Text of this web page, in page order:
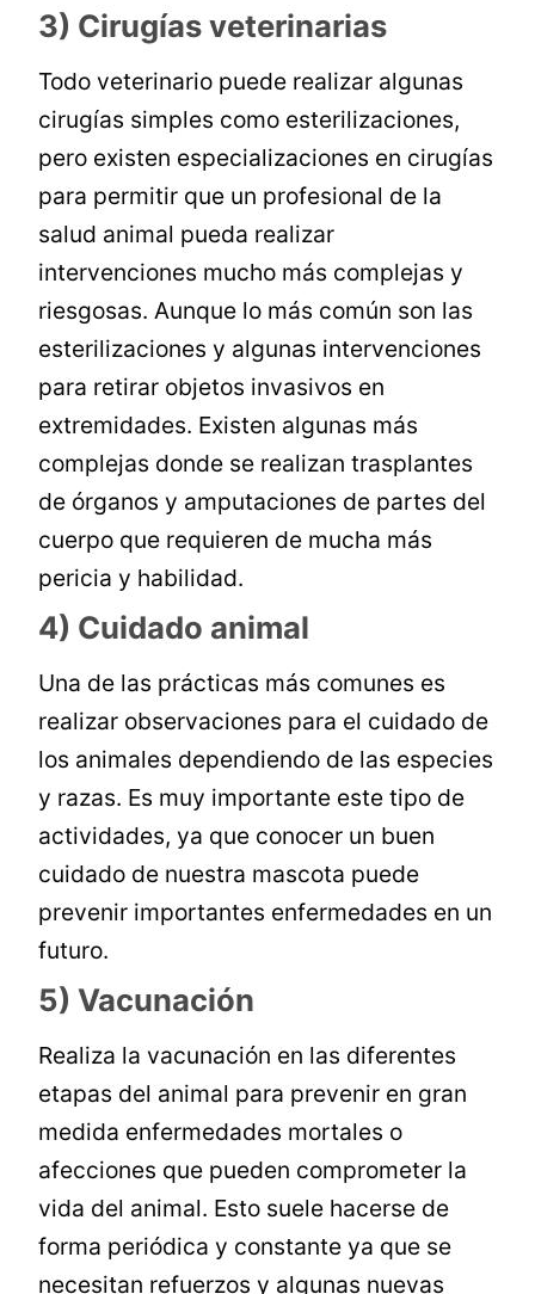
3) Cirugías veterinarias
Todo veterinario puede realizar algunas
cirugías simples como esterilizaciones,
pero existen especializaciones en cirugías
para permitir que un profesional de la
salud animal pueda realizar
intervenciones mucho más complejas y
riesgosas. Aunque lo más común son las
esterilizaciones y algunas intervenciones
para retirar objetos invasivos en
extremidades. Existen algunas más
complejas donde se realizan trasplantes
de órganos y amputaciones de partes del
cuerpo que requieren de mucha más
pericia y habilidad.
4) Cuidado animal
Una de las prácticas más comunes es
realizar observaciones para el cuidado de
los animales dependiendo de las especies
y razas. Es muy importante este tipo de
actividades, ya que conocer un buen
cuidado de nuestra mascota puede
prevenir importantes enfermedades en un
futuro.
5) Vacunación
Realiza la vacunación en las diferentes
etapas del animal para prevenir en gran
medida enfermedades mortales o
afecciones que pueden comprometer la
vida del animal. Esto suele hacerse de
forma periódica y constante ya que se
necesitan refuerzos y algunas nuevas